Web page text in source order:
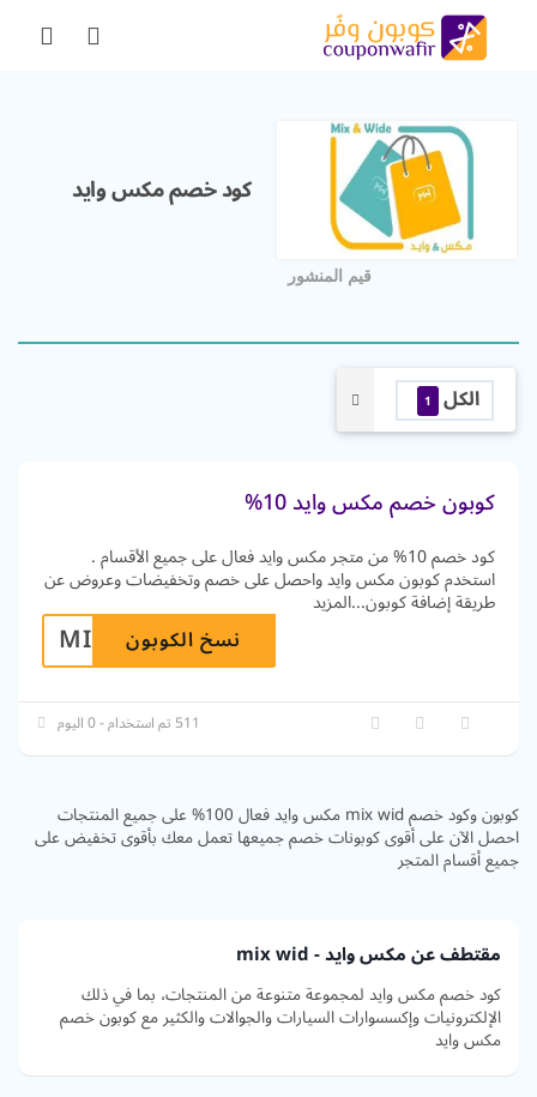
كود خصم مكس وايد
قيم المنشور
الكل 1
كوبون خصم مكس وايد 10%
كود خصم 10% من متجر مكس وايد فعال على جميع الأقسام .
استخدم كوبون مكس وايد واحصل على خصم وتخفيضات وعروض عن
طريقة إضافة كوبون...المزيد
MIXL نسخ الكوبون
511 تم استخدام - 0 اليوم
كوبون وكود خصم mix wid مكس وايد فعال 100% على جميع المنتجات
احصل الآن على أقوى كوبونات خصم جميعها تعمل معك بأقوى تخفيض على
جميع أقسام المتجر
مقتطف عن مكس وايد - mix wid
كود خصم مكس وايد لمجموعة متنوعة من المنتجات، بما في ذلك
الإلكترونيات وإكسسوارات السيارات والجوالات والكثير مع كوبون خصم
مكس وايد